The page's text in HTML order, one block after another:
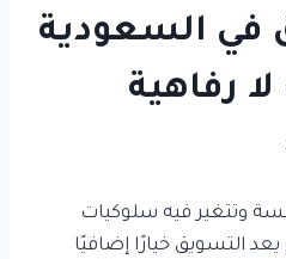
في السعودية
رفاهية
وتتغير فيه سلوكيات
التسويق خيارًا إضافيًا